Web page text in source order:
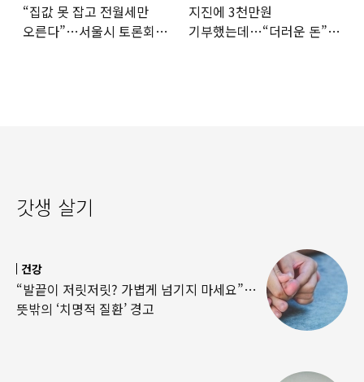
“집값 못 잡고 전월세만
오른다”…서울시 토론회서
지진에 3천만원
기부했는데…“더러운 돈”
갓생 살기
건강
“발끝이 저릿저릿? 가볍게 넘기지 마세요”…
뜻밖의 ‘치명적 질환’ 경고